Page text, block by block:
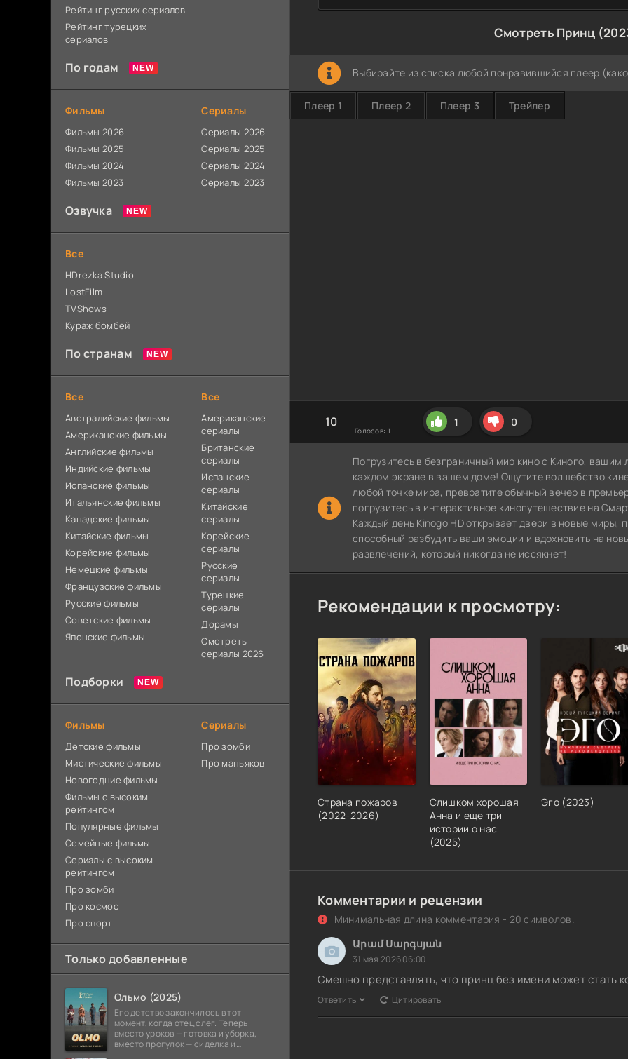
Смотреть Принц
Выбирайте из списка любой понравившийся плеер
Плеер 1 Плеер 2 Плеер 3 Трейлер
10
Голосов: 1
1 0
Погрузитесь в безграничный мир кино с Киного,
каждом экране в вашем доме! Ощутите волшебство
любой точке мира, превратите обычный вечер в
погрузитесь в интерактивное кинопутешествие на
Каждый день Kinogo HD открывает двери в новые
способный разбудить ваши эмоции и вдохновить на
развлечений, который никогда не иссякнет!
Рекомендации к просмотру:
Страна пожаров
(2022-2026)
Слишком хорошая
Анна и еще три
истории о нас
(2025)
Эго (2023)
Комментарии и рецензии
Минимальная длина комментария - 20 символов.
Արամ Սարգսյան
31 мая 2026 06:00
Смешно представлять, что принц без имени может стать
Ответить Цитировать
Рейтинг русских сериалов
Рейтинг турецких
сериалов
По годам
Фильмы
Фильмы 2026
Фильмы 2025
Фильмы 2024
Фильмы 2023
Сериалы
Сериалы 2026
Сериалы 2025
Сериалы 2024
Сериалы 2023
Озвучка
Все
HDrezka Studio
LostFilm
TVShows
Кураж бомбей
По странам
Все
Австралийские фильмы
Американские фильмы
Английские фильмы
Индийские фильмы
Испанские фильмы
Итальянские фильмы
Канадские фильмы
Китайские фильмы
Корейские фильмы
Немецкие фильмы
Французские фильмы
Русские фильмы
Советские фильмы
Японские фильмы
Все
Американские
сериалы
Британские
сериалы
Испанские
сериалы
Китайские
сериалы
Корейские
сериалы
Русские
сериалы
Турецкие
сериалы
Дорамы
Смотреть
сериалы 2026
Подборки
Фильмы
Детские фильмы
Мистические фильмы
Новогодние фильмы
Фильмы с высоким
рейтингом
Популярные фильмы
Семейные фильмы
Сериалы с высоким
рейтингом
Про зомби
Про космос
Про спорт
Сериалы
Про зомби
Про маньяков
Только добавленные
Ольмо (2025)
Его детство закончилось в тот
момент, когда отец слег. Теперь
вместо уроков — готовка и уборка,
вместо прогулок — сиделка и